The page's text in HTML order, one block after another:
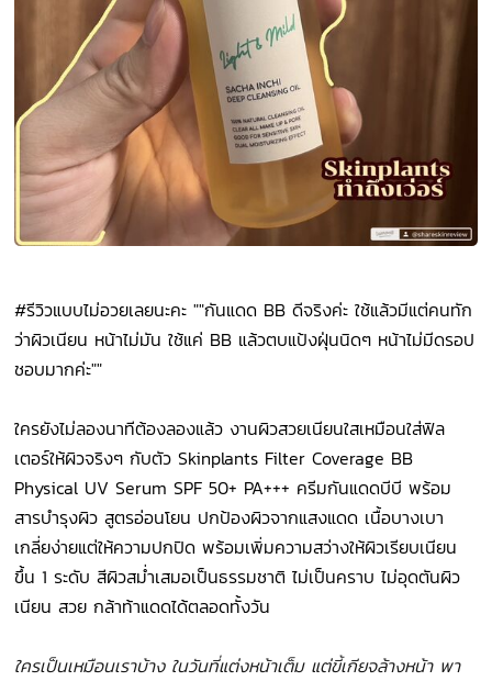
#รีวิวแบบไม่อวยเลยนะคะ ""กันแดด BB ดีจริงค่ะ ใช้แล้วมีแต่คนทัก
ว่าผิวเนียน หน้าไม่มัน ใช้แค่ BB แล้วตบแป้งฝุ่นนิดๆ หน้าไม่มีดรอป
ชอบมากค่ะ""
ใครยังไม่ลองนาทีต้องลองแล้ว งานผิวสวยเนียนใสเหมือนใส่ฟิล
เตอร์ให้ผิวจริงๆ กับตัว Skinplants Filter Coverage BB
Physical UV Serum SPF 50+ PA+++ ครีมกันแดดบีบี พร้อม
สารบำรุงผิว สูตรอ่อนโยน ปกป้องผิวจากแสงแดด เนื้อบางเบา
เกลี่ยง่ายแต่ให้ความปกปิด พร้อมเพิ่มความสว่างให้ผิวเรียบเนียน
ขึ้น 1 ระดับ สีผิวสม่ำเสมอเป็นธรรมชาติ ไม่เป็นคราบ ไม่อุดตันผิว
เนียน สวย กล้าท้าแดดได้ตลอดทั้งวัน
ใครเป็นเหมือนเราบ้าง ในวันที่แต่งหน้าเต็ม แต่ขี้เกียจล้างหน้า พา